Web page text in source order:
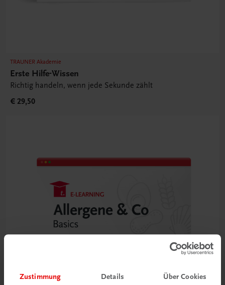
Zustimmung Details Über Cookies
TRAUNER Akademie
Erste Hilfe-Wissen
Richtig handeln, wenn jede Sekunde zählt
€ 29,50